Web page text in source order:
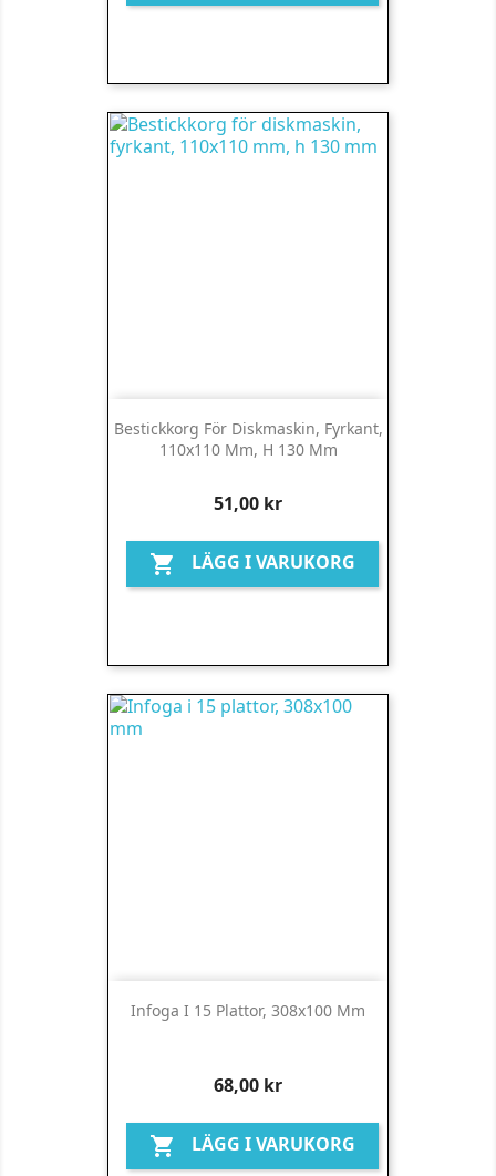
Bestickkorg För Diskmaskin, Fyrkant,
110x110 Mm, H 130 Mm
Pris
51,00 kr
 LÄGG I VARUKORG
Infoga I 15 Plattor, 308x100 Mm
Pris
68,00 kr
 LÄGG I VARUKORG